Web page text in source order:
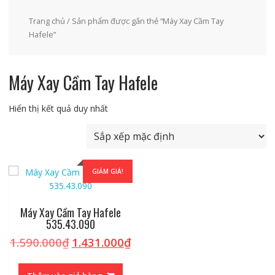
Trang chủ / Sản phẩm được gắn thẻ “Máy Xay Cầm Tay
Hafele”
Máy Xay Cầm Tay Hafele
Hiển thị kết quả duy nhất
GIẢM GIÁ!
Máy Xay Cầm Tay Hafele
535.43.090
1.590.000₫ Giá
là:
1.431.000₫Giá